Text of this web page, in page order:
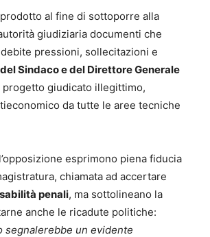
prodotto al fine di sottoporre alla
giudiziaria documenti che
pressioni, sollecitazioni e
Sindaco e del Direttore Generale
giudicato illegittimo,
da tutte le aree tecniche
esprimono piena fiducia
chiamata ad accertare
penali, ma sottolineano la
anche le ricadute politiche:
segnalerebbe un evidente